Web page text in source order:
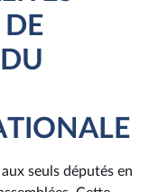
DE
seuls députés en